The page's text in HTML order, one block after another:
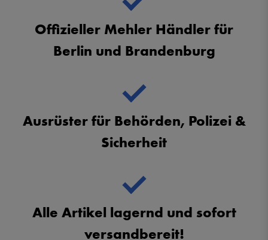
Offizieller Mehler Händler für
Berlin und Brandenburg
Ausrüster für Behörden, Polizei &
Sicherheit
Alle Artikel lagernd und sofort
versandbereit!